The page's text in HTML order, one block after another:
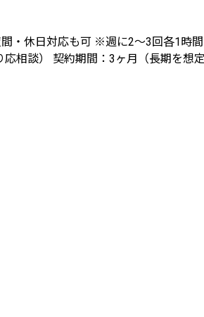
・休日対応も可 ※週に2〜3回各1時
相談） 契約期間：3ヶ月（長期を想定